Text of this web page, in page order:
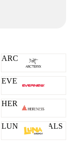
ARC'TERYX
EVERNEW
HERENESS
LUNA SANDALS